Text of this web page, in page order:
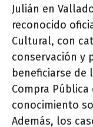
Julián en
reconocido
Cultural, con
conservación y
beneficiarse de
Compra
conocimiento
Además, los